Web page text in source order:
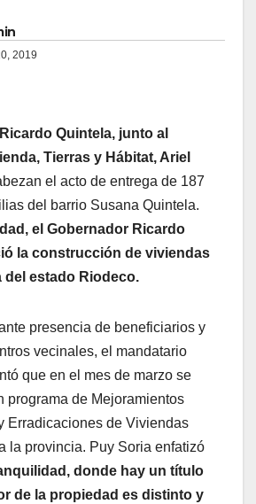
2019
Quintela, junto al
Tierras y Hábitat, Ariel
el acto de entrega de 187
del barrio Susana Quintela.
el Gobernador Ricardo
la construcción de viviendas
del estado Riodeco.
presencia de beneficiarios y
vecinales, el mandatario
que en el mes de marzo se
programa de Mejoramientos
Erradicaciones de Viviendas
la provincia. Puy Soria enfatizó
donde hay un título
de la propiedad es distinto y